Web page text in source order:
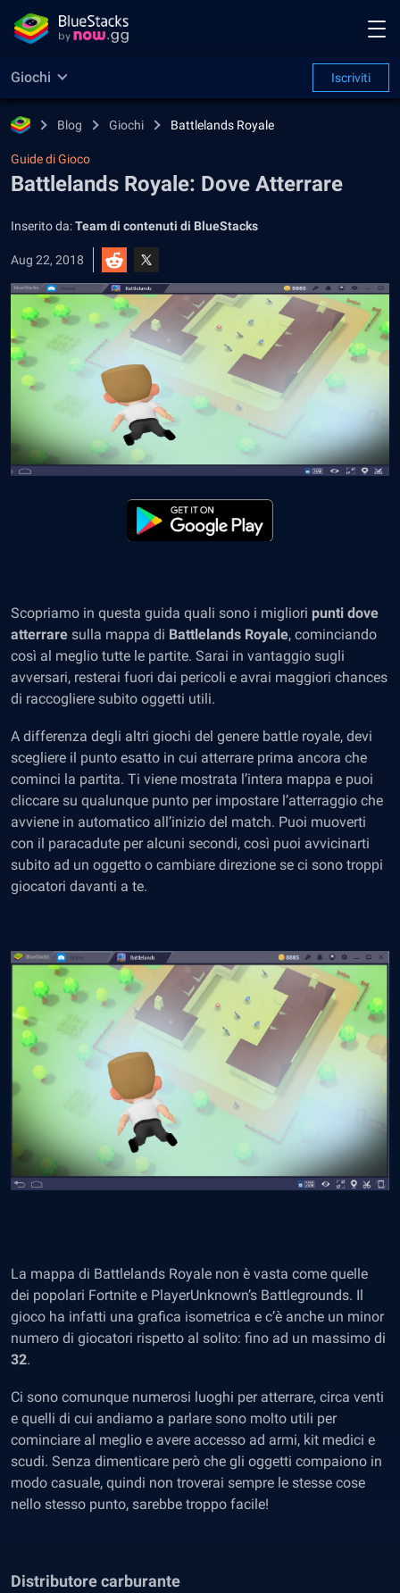
Giochi Iscriviti
Blog Giochi Battlelands Royale
Guide di Gioco
Battlelands Royale: Dove Atterrare
Inserito da:Team di contenuti di BlueStacks
Aug 22, 2018
Scopriamo in questa guida quali sono i migliori punti dove
atterrare sulla mappa di Battlelands Royale, cominciando
così al meglio tutte le partite. Sarai in vantaggio sugli
avversari, resterai fuori dai pericoli e avrai maggiori chances
di raccogliere subito oggetti utili.
A differenza degli altri giochi del genere battle royale, devi
scegliere il punto esatto in cui atterrare prima ancora che
cominci la partita. Ti viene mostrata l’intera mappa e puoi
cliccare su qualunque punto per impostare l’atterraggio che
avviene in automatico all’inizio del match. Puoi muoverti
con il paracadute per alcuni secondi, così puoi avvicinarti
subito ad un oggetto o cambiare direzione se ci sono troppi
giocatori davanti a te.
La mappa di Battlelands Royale non è vasta come quelle
dei popolari Fortnite e PlayerUnknown’s Battlegrounds. Il
gioco ha infatti una grafica isometrica e c’è anche un minor
numero di giocatori rispetto al solito: fino ad un massimo di
32.
Ci sono comunque numerosi luoghi per atterrare, circa venti
e quelli di cui andiamo a parlare sono molto utili per
cominciare al meglio e avere accesso ad armi, kit medici e
scudi. Senza dimenticare però che gli oggetti compaiono in
modo casuale, quindi non troverai sempre le stesse cose
nello stesso punto, sarebbe troppo facile!
Distributore carburante